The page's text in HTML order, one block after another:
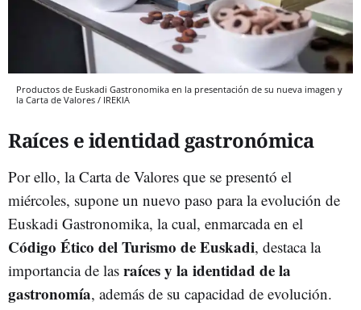
Productos de Euskadi Gastronomika en la presentación de su nueva imagen y
la Carta de Valores / IREKIA
Raíces e identidad gastronómica
Por ello, la Carta de Valores que se presentó el
miércoles, supone un nuevo paso para la evolución de
Euskadi Gastronomika, la cual, enmarcada en el
Código Ético del Turismo de Euskadi, destaca la
importancia de las raíces y la identidad de la
gastronomía, además de su capacidad de evolución.